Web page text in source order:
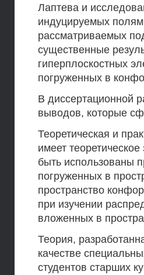
Лаптева и
индуцируемых
рассматриваемых
существенные
гиперплоскостных
погруженных в
В диссертационной
выводов, которые
Теоретическая и
имеет
быть использованы
погруженных в
пространство
при изучении
вложенных в
Теория,
качестве
студентов старших